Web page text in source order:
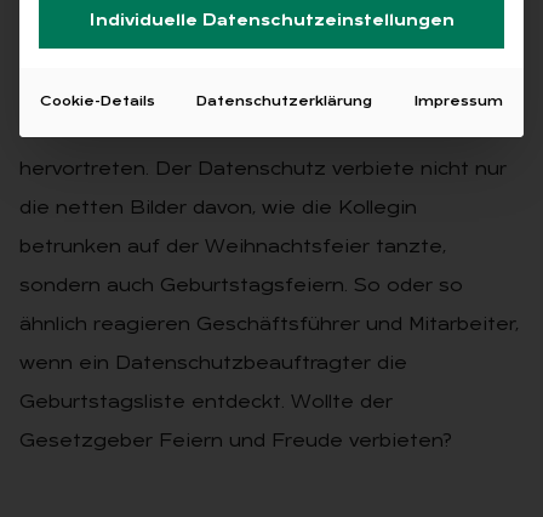
Wie in einem Brennglas lassen Geburtstage den
Widerspruch zwischen sozialem Miteinander in
einem Unternehmen und dem Datenschutz
hervortreten. Der Datenschutz verbiete nicht nur
die netten Bilder davon, wie die Kollegin
betrunken auf der Weihnachtsfeier tanzte,
sondern auch Geburtstagsfeiern. So oder so
ähnlich reagieren Geschäftsführer und Mitarbeiter,
wenn ein Datenschutzbeauftragter die
Geburtstagsliste entdeckt. Wollte der
Gesetzgeber Feiern und Freude verbieten?
Individuelle Datenschutzeinstellungen
Cookie-Details Datenschutzerklärung Impressum